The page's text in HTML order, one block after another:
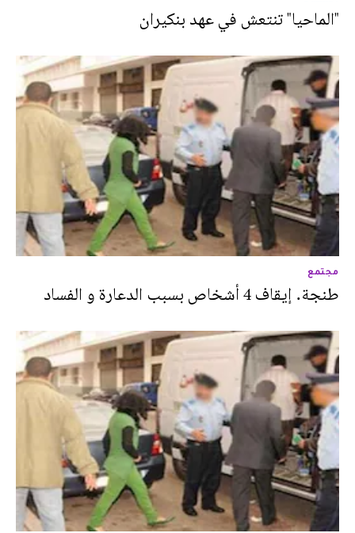
"الماحيا" تنتعش في عهد بنكيران
مجتمع
طنجة. إيقاف 4 أشخاص بسبب الدعارة و الفساد